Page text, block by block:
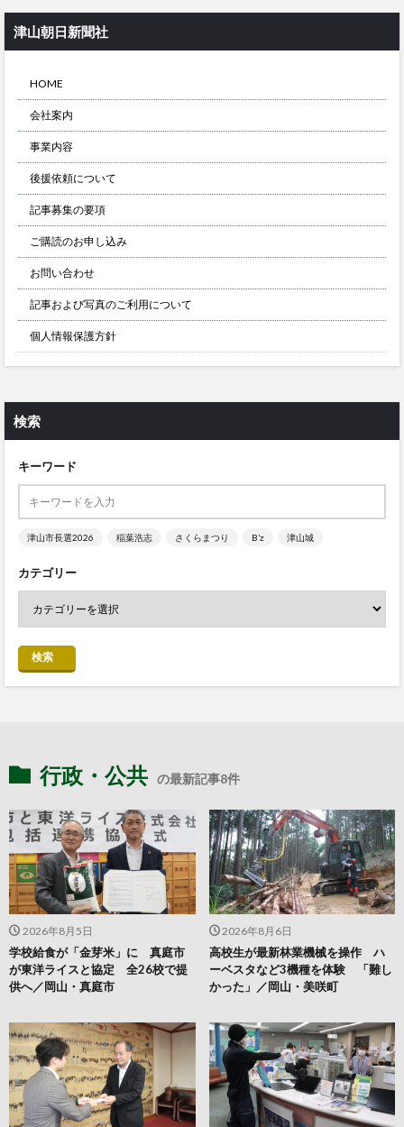
津山朝日新聞社
HOME
会社案内
事業内容
後援依頼について
記事募集の要項
ご購読のお申し込み
お問い合わせ
記事および写真のご利用について
個人情報保護方針
検索
キーワード
津山市長選2026 稲葉浩志 さくらまつり B’z 津山城
カテゴリー
検索
行政・公共 の最新記事8件
2026年8月6日
高校生が最新林業機械を操作 ハ
ーベスタなど3機種を体験 「難し
かった」／岡山・美咲町
2026年8月5日
学校給食が「金芽米」に 真庭市
が東洋ライスと協定 全26校で提
供へ／岡山・真庭市